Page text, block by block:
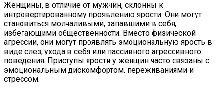
Женщины, в отличие от мужчин, склонны к
интровертированному проявлению ярости. Они могут
становиться молчаливыми, запавшими в себя,
избегающими общественности. Вместо физической
агрессии, они могут проявлять эмоциональную ярость в
виде слез, ухода в себя или пассивного агрессивного
поведения. Приступы ярости у женщин часто связаны с
эмоциональным дискомфортом, переживаниями и
стрессом.